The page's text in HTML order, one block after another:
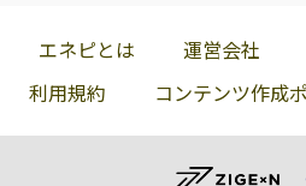
エネピとは 運営会社
利用規約
コンテンツ作成